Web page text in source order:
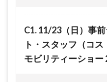
C1. 11/23（日）事
ト・スタッフ（コ
モビリティーショー